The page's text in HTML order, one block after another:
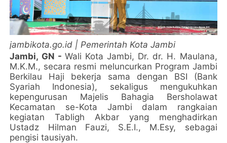
jambikota.go.id | Pemerintah Kota Jambi
Jambi, GN - Wali Kota Jambi, Dr. dr. H. Maulana,
M.K.M., secara resmi meluncurkan Program Jambi
Berkilau Haji bekerja sama dengan BSI (Bank
Syariah Indonesia), sekaligus mengukuhkan
kepengurusan Majelis Bahagia Bersholawat
Kecamatan se-Kota Jambi dalam rangkaian
kegiatan Tabligh Akbar yang menghadirkan
Ustadz Hilman Fauzi, S.E.I., M.Esy, sebagai
pengisi tausiyah.